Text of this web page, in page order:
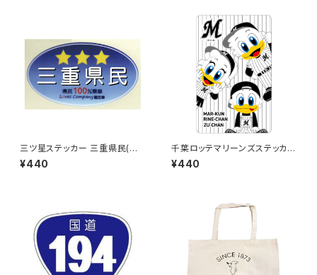
三ツ星ステッカー 三重県民(ブ
ルー)
¥440
千葉ロッテマリーンズステッカー
11
¥440